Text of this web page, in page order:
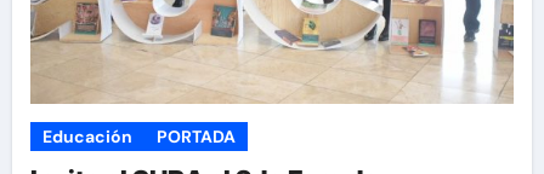
Educación PORTADA